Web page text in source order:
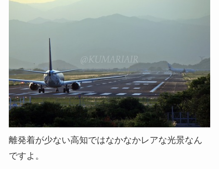
離発着が少ない高知ではなかなかレアな光景なん
ですよ。